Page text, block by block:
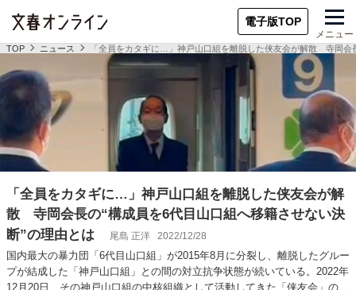
電子版TOP
メニュー
TOP ニュース 「全員をカタギに…」神戸山口組を離脱した侠友会が解散 寺岡会
「全員をカタギに…」神戸山口組を離脱した侠友会が解
散 寺岡会長の“構成員を6代目山口組へ移籍させない決
断”の理由とは
尾島 正洋 2022/12/28
国内最大の暴力団「6代目山口組」が2015年8月に分裂し、離脱したグルー
プが結成した「神戸山口組」との間の対立抗争状態が続いている。2022年
12月20日、その神戸山口組の中核組織として活動してきた「侠友会」の会